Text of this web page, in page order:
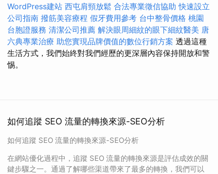
WordPress建站 西屯肩頸放鬆 合法專業徵信協助 快速設立
公司指南 撥筋美容療程 假牙費用參考 台中整骨價格 桃園
台胞證服務 清潔公司推薦 解決眼周細紋的眼下細紋醫美 唐
六典專業治療 助您實現品牌價值的數位行銷方案 透過這種
生活方式，我們始終對我們經歷的更深層內容保持開放和警
惕。
如何追蹤 SEO 流量的轉換來源-SEO分析
如何追蹤 SEO 流量的轉換來源-SEO分析
在網站優化過程中，追蹤 SEO 流量的轉換來源是評估成效的關
鍵步驟之一。通過了解哪些渠道帶來了最多的轉換，我們可以